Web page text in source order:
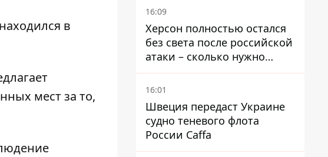
в
мест за то,
16:09
Херсон полностью остался
без света после российской
атаки – сколько нужно
времени на восстановление
16:01
Швеция передаст Украине
судно теневого флота
России Caffa